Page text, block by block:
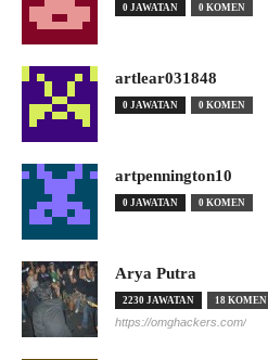
0 JAWATAN 0 KOMEN
artlear031848
0 JAWATAN 0 KOMEN
artpennington10
0 JAWATAN 0 KOMEN
Arya Putra
2230 JAWATAN 18 KOMEN
https://omghackers.com/